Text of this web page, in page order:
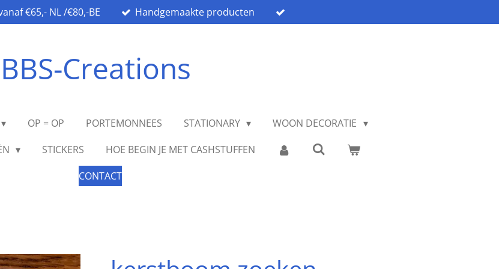
€65,- NL /€80,-BE Handgemaakte producten
BBS-Creations
OP = OP PORTEMONNEES STATIONARY
WOON DECORATIE
STICKERS
HOE BEGIN JE MET CASHSTUFFEN
CONTACT